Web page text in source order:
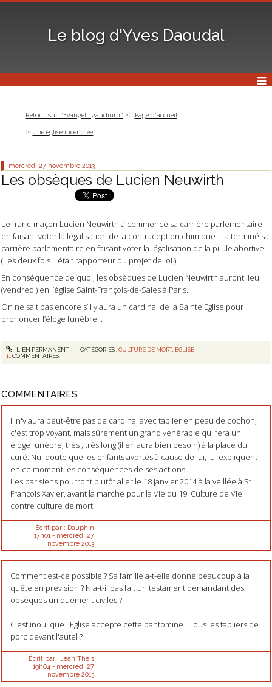
Le blog d'Yves Daoudal
Retour sur "Evangelii gaudium"
Page d'accueil
Une église incendiée
mercredi 27 novembre 2013
Les obsèques de Lucien Neuwirth
Le franc-maçon Lucien Neuwirth a commencé sa carrière parlementaire
en faisant voter la légalisation de la contraception chimique. Il a terminé sa
carrière parlementaire en faisant voter la légalisation de la pilule abortive.
(Les deux fois il était rapporteur du projet de loi.)
En conséquence de quoi, les obsèques de Lucien Neuwirth auront lieu
(vendredi) en l’église Saint-François-de-Sales à Paris.
On ne sait pas encore s’il y aura un cardinal de la Sainte Eglise pour
prononcer l’éloge funèbre...
LIEN PERMANENT CATÉGORIES :CULTURE DE MORT, EGLISE
11COMMENTAIRES
COMMENTAIRES
Il n'y aura peut-être pas de cardinal avec tablier en peau de cochon,
c'est trop voyant, mais sûrement un grand vénérable qui fera un
éloge funèbre, très , très long (il en aura bien besoin) à la place du
curé. Nul doute que les enfants avortés à cause de lui, lui expliquent
en ce moment les conséquences de ses actions.
Les parisiens pourront plutôt aller le 18 janvier 2014 à la veillée à St
François Xavier, avant la marche pour la Vie du 19. Culture de Vie
contre culture de mort.
Écrit par : Dauphin
17h01 - mercredi 27
novembre 2013
Comment est-ce possible ? Sa famille a-t-elle donné beaucoup à la
quête en prévision ? N'a-t-il pas fait un testament demandant des
obsèques uniquement civiles ?
C'est inoui que l'Eglise accepte cette pantomine ! Tous les tabliers de
porc devant l'autel ?
Écrit par : Jean Theis
19h04 - mercredi 27
novembre 2013